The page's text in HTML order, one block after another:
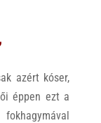
azért kóser,
éppen ezt a